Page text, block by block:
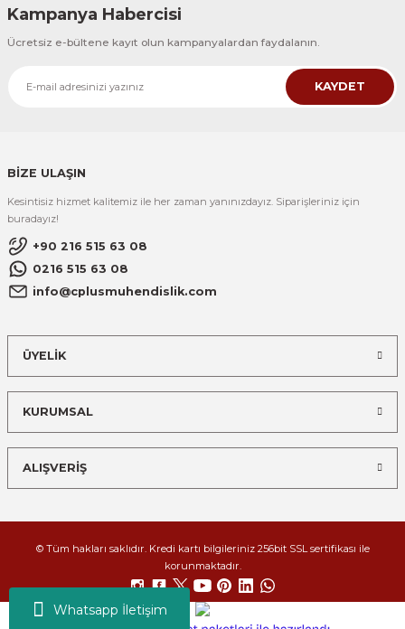
Whatsapp İletişim
Kampanya Habercisi
Ücretsiz e-bültene kayıt olun kampanyalardan faydalanın.
KAYDET
BİZE ULAŞIN
Kesintisiz hizmet kalitemiz ile her zaman yanınızdayız. Siparişleriniz için
buradayız!
+90 216 515 63 08
0216 515 63 08
info@cplusmuhendislik.com
ÜYELİK
KURUMSAL
ALIŞVERİŞ
© Tüm hakları saklıdır. Kredi kartı bilgileriniz 256bit SSL sertifikası ile
korunmaktadır.